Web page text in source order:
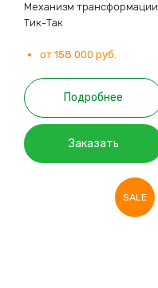
Механизм трансформации
Тик-Так
от 158 000 руб.
Подробнее
Заказать
SALE